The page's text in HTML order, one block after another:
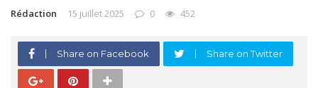
Rédaction 15 juillet 2025 0 452
Share on Facebook Share on Twitter